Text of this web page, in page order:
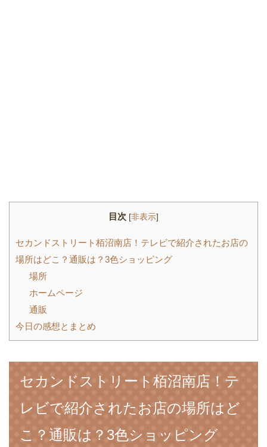
目次 [非表示]
セカンドストリート栢沼南店！テレビで紹介されたお店の
場所はどこ？通販は？3色ショッピング
場所
ホームページ
通販
今日の感想とまとめ
セカンドストリート栢沼南店！テ
レビで紹介されたお店の場所はど
こ？通販は？3色ショッピング